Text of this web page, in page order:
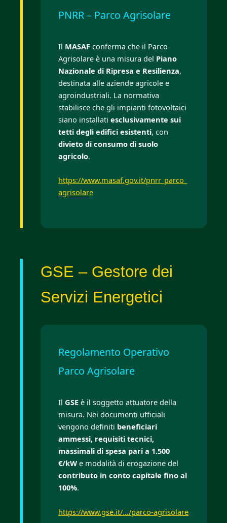
PNRR – Parco Agrisolare
Il MASAF conferma che il Parco
Agrisolare è una misura del Piano
Nazionale di Ripresa e Resilienza,
destinata alle aziende agricole e
agroindustriali. La normativa
stabilisce che gli impianti fotovoltaici
siano installati esclusivamente sui
tetti degli edifici esistenti, con
divieto di consumo di suolo
agricolo.
https://www.masaf.gov.it/pnrr_parco_
agrisolare
GSE – Gestore dei
Servizi Energetici
Regolamento Operativo
Parco Agrisolare
Il GSE è il soggetto attuatore della
misura. Nei documenti ufficiali
vengono definiti beneficiari
ammessi, requisiti tecnici,
massimali di spesa pari a 1.500
€/kW e modalità di erogazione del
contributo in conto capitale fino al
100%.
https://www.gse.it/…/parco-agrisolare